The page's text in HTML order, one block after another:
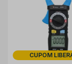
CUPOM